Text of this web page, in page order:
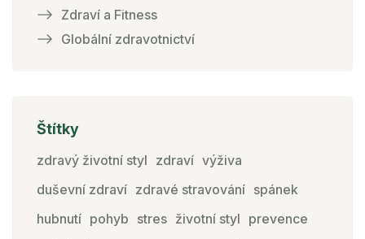
Zdraví a Fitness
Globální zdravotnictví
Štítky
zdravý životní styl zdraví výživa
duševní zdraví zdravé stravování spánek
hubnutí pohyb stres životní styl prevence